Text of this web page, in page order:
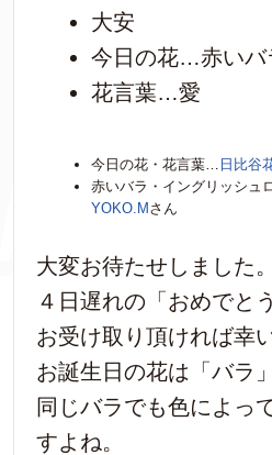
大安
今日の花…赤いバ
花言葉…愛
今日の花・花言葉… 日比谷
赤いバラ・イングリッシュ
YOKO.M さん
大変お待たせしました。
４日遅れの「おめでと
お受け取り頂ければ幸
お誕生日の花は「バラ」
同じバラでも色によっ
すよね。